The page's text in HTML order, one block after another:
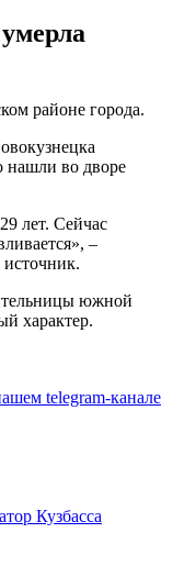
районе города.
нашли во дворе
лет. Сейчас
–
южной
характер.
telegram-канале